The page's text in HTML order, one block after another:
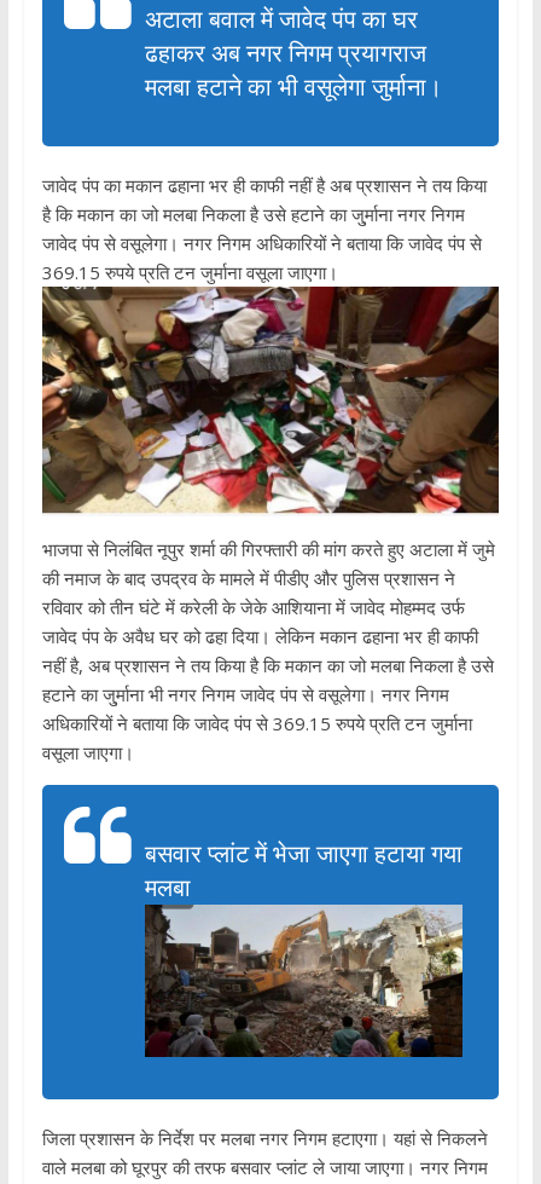
अटाला बवाल में जावेद पंप का घर
ढहाकर अब नगर निगम प्रयागराज
मलबा हटाने का भी वसूलेगा जुर्माना।
जावेद पंप का मकान ढहाना भर ही काफी नहीं है अब प्रशासन ने तय किया
है कि मकान का जो मलबा निकला है उसे हटाने का जु्र्माना नगर निगम
जावेद पंप से वसूलेगा। नगर निगम अधिकारियों ने बताया कि जावेद पंप से
369.15 रुपये प्रति टन जुर्माना वसूला जाएगा।
भाजपा से निलंबित नूपुर शर्मा की गिरफ्तारी की मांग करते हुए अटाला में जुमे
की नमाज के बाद उपद्रव के मामले में पीडीए और पुलिस प्रशासन ने
रविवार को तीन घंटे में करेली के जेके आशियाना में जावेद मोहम्मद उर्फ
जावेद पंप के अवैध घर को ढहा दिया। लेकिन मकान ढहाना भर ही काफी
नहीं है, अब प्रशासन ने तय किया है कि मकान का जो मलबा निकला है उसे
हटाने का जु्र्माना भी नगर निगम जावेद पंप से वसूलेगा। नगर निगम
अधिकारियों ने बताया कि जावेद पंप से 369.15 रुपये प्रति टन जुर्माना
वसूला जाएगा।
बसवार प्लांट में भेजा जाएगा हटाया गया
मलबा
जिला प्रशासन के निर्देश पर मलबा नगर निगम हटाएगा। यहां से निकलने
वाले मलबा को घूरपुर की तरफ बसवार प्लांट ले जाया जाएगा। नगर निगम